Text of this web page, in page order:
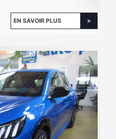
EN SAVOIR PLUS